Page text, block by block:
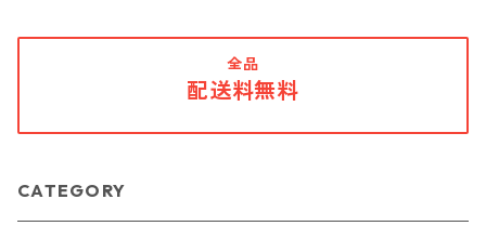
全品
配送料無料
CATEGORY